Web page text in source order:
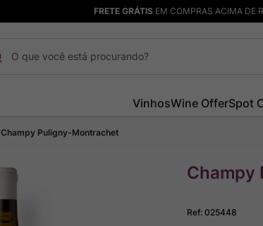
FRETE GRÁTISEM COMPRAS ACIMA DE
VinhosWine OfferSpot
Champy Puligny-Montrachet
Champy
Ref:025448